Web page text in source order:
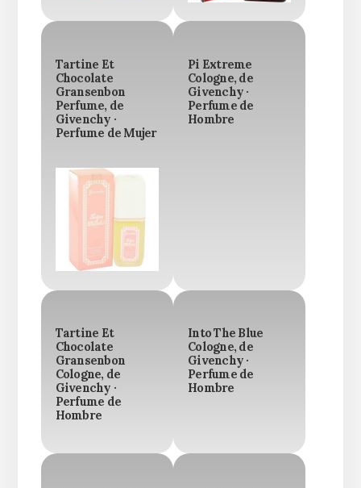
Tartine Et
Chocolate
Gransenbon
Perfume, de
Givenchy ·
Perfume de Mujer
Pi Extreme
Cologne, de
Givenchy ·
Perfume de
Hombre
Tartine Et
Chocolate
Gransenbon
Cologne, de
Givenchy ·
Perfume de
Hombre
Into The Blue
Cologne, de
Givenchy ·
Perfume de
Hombre